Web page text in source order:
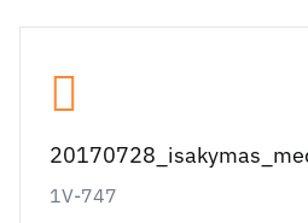
1V-747